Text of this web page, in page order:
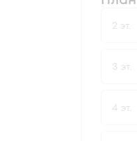
2 эт.
3 эт.
4 эт.